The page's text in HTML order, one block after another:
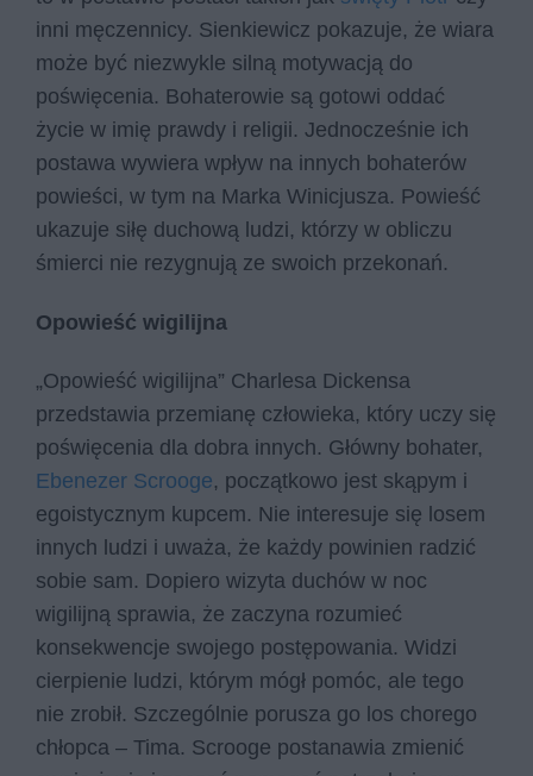
inni męczennicy. Sienkiewicz pokazuje, że wiara
może być niezwykle silną motywacją do
poświęcenia. Bohaterowie są gotowi oddać
życie w imię prawdy i religii. Jednocześnie ich
postawa wywiera wpływ na innych bohaterów
powieści, w tym na Marka Winicjusza. Powieść
ukazuje siłę duchową ludzi, którzy w obliczu
śmierci nie rezygnują ze swoich przekonań.
Opowieść wigilijna
„Opowieść wigilijna” Charlesa Dickensa
przedstawia przemianę człowieka, który uczy się
poświęcenia dla dobra innych. Główny bohater,
Ebenezer Scrooge, początkowo jest skąpym i
egoistycznym kupcem. Nie interesuje się losem
innych ludzi i uważa, że każdy powinien radzić
sobie sam. Dopiero wizyta duchów w noc
wigilijną sprawia, że zaczyna rozumieć
konsekwencje swojego postępowania. Widzi
cierpienie ludzi, którym mógł pomóc, ale tego
nie zrobił. Szczególnie porusza go los chorego
chłopca – Tima. Scrooge postanawia zmienić